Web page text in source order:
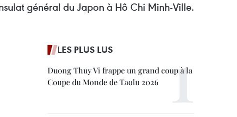
général du Japon à Hô Chi Minh-Ville.
LES PLUS LUS
Duong Thuy Vi frappe un grand coup à la
Coupe du Monde de Taolu 2026